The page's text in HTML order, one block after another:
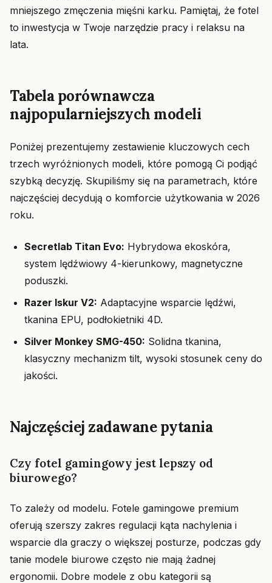
mniejszego zmęczenia mięśni karku. Pamiętaj, że fotel
to inwestycja w Twoje narzędzie pracy i relaksu na
lata.
Tabela porównawcza
najpopularniejszych modeli
Poniżej prezentujemy zestawienie kluczowych cech
trzech wyróżnionych modeli, które pomogą Ci podjąć
szybką decyzję. Skupiliśmy się na parametrach, które
najczęściej decydują o komforcie użytkowania w 2026
roku.
Secretlab Titan Evo: Hybrydowa ekoskóra,
system lędźwiowy 4-kierunkowy, magnetyczne
poduszki.
Razer Iskur V2: Adaptacyjne wsparcie lędźwi,
tkanina EPU, podłokietniki 4D.
Silver Monkey SMG-450: Solidna tkanina,
klasyczny mechanizm tilt, wysoki stosunek ceny do
jakości.
Najczęściej zadawane pytania
Czy fotel gamingowy jest lepszy od
biurowego?
To zależy od modelu. Fotele gamingowe premium
oferują szerszy zakres regulacji kąta nachylenia i
wsparcie dla graczy o większej posturze, podczas gdy
tanie modele biurowe często nie mają żadnej
ergonomii. Dobre modele z obu kategorii są